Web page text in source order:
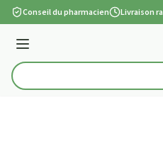
Aller au contenu
Conseil du pharmacien Livraison
Menu
Rechercher